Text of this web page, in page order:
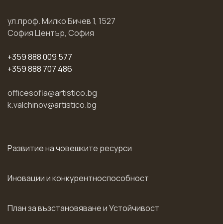
ул.проф. Милко Бичев 1, 1527
София Център, София
+359 888 009 577
+359 888 707 486
officesofia@artistico.bg
k.valchinov@artistico.bg
Развитие на човешките ресурси
Иновации и конкурентноспособност
План за възстановяване и Устойчивост